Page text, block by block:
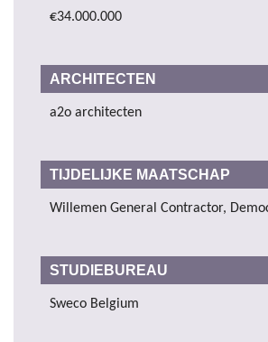
€34.000.000
ARCHITECTEN
a2o architecten
TIJDELIJKE MAATSCHAP
Willemen General Contractor,
STUDIEBUREAU
Sweco Belgium